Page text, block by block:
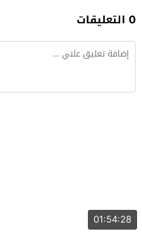
0 التعليقات
01:54:28